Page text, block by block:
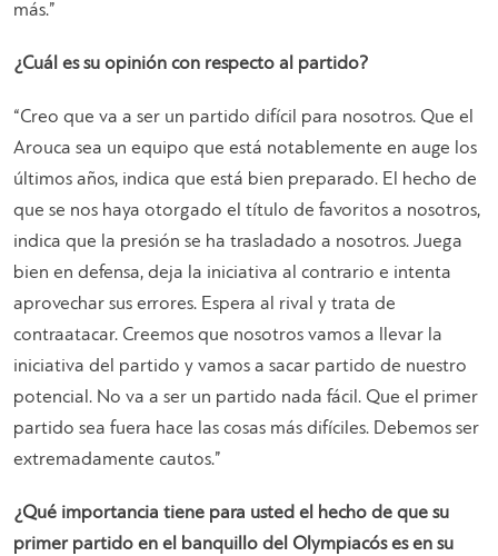
más.”
¿Cuál es su opinión con respecto al partido?
“Creo que va a ser un partido difícil para nosotros. Que el
Arouca sea un equipo que está notablemente en auge los
últimos años, indica que está bien preparado. El hecho de
que se nos haya otorgado el título de favoritos a nosotros,
indica que la presión se ha trasladado a nosotros. Juega
bien en defensa, deja la iniciativa al contrario e intenta
aprovechar sus errores. Espera al rival y trata de
contraatacar. Creemos que nosotros vamos a llevar la
iniciativa del partido y vamos a sacar partido de nuestro
potencial. No va a ser un partido nada fácil. Que el primer
partido sea fuera hace las cosas más difíciles. Debemos ser
extremadamente cautos.”
¿Qué importancia tiene para usted el hecho de que su
primer partido en el banquillo del Olympiacós es en su